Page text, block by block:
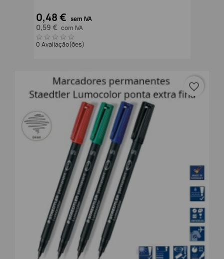
0,48 € sem IVA
0,59 € com IVA
0 Avaliação(ões)
favorite_border